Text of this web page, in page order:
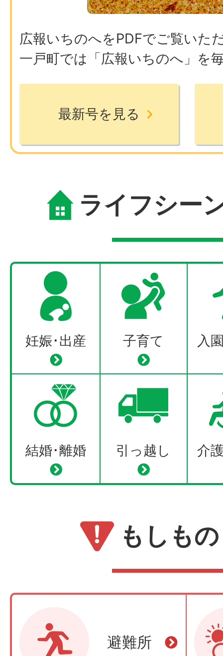
ト
令和8年度一戸まつりを開催し
2026年07月24日
令和8年度一戸町職員採用試験
2026年07月23日
広報いちのへお知らせ版2026
2026年07月23日
イベン
ト
募集
【参加者募集！】第51回一戸町
ードレース大会・第51回一戸町
広報いちのへをPDFでご覧いた
一戸町では「広報いちのへ」を
最新号を見る
ライフシー
妊娠･出産 子育て 入
結婚･離婚 引っ越し 介
もしも
避難所